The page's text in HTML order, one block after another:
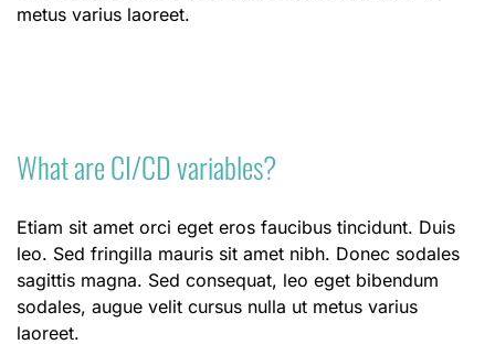
metus varius laoreet.
What are CI/CD variables?
Etiam sit amet orci eget eros faucibus tincidunt. Duis
leo. Sed fringilla mauris sit amet nibh. Donec sodales
sagittis magna. Sed consequat, leo eget bibendum
sodales, augue velit cursus nulla ut metus varius
laoreet.